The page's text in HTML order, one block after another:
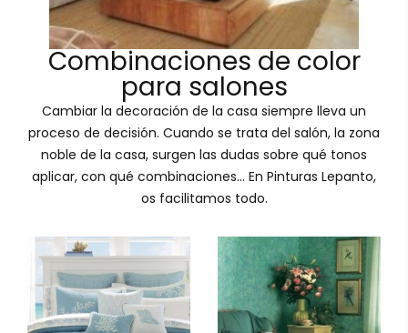
Combinaciones de color
para salones
Cambiar la decoración de la casa siempre lleva un
proceso de decisión. Cuando se trata del salón, la zona
noble de la casa, surgen las dudas sobre qué tonos
aplicar, con qué combinaciones... En Pinturas Lepanto,
os facilitamos todo.